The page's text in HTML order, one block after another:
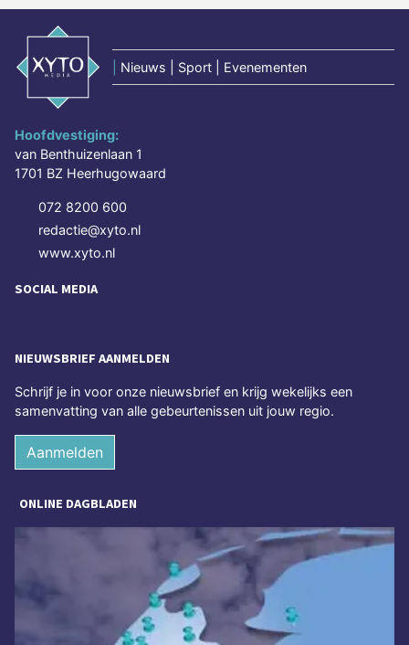
Nieuws | Sport | Evenementen
Hoofdvestiging:
van Benthuizenlaan 1
1701 BZ Heerhugowaard
072 8200 600
redactie@xyto.nl
www.xyto.nl
SOCIAL MEDIA
NIEUWSBRIEF AANMELDEN
Schrijf je in voor onze nieuwsbrief en krijg wekelijks een
samenvatting van alle gebeurtenissen uit jouw regio.
Aanmelden
ONLINE DAGBLADEN